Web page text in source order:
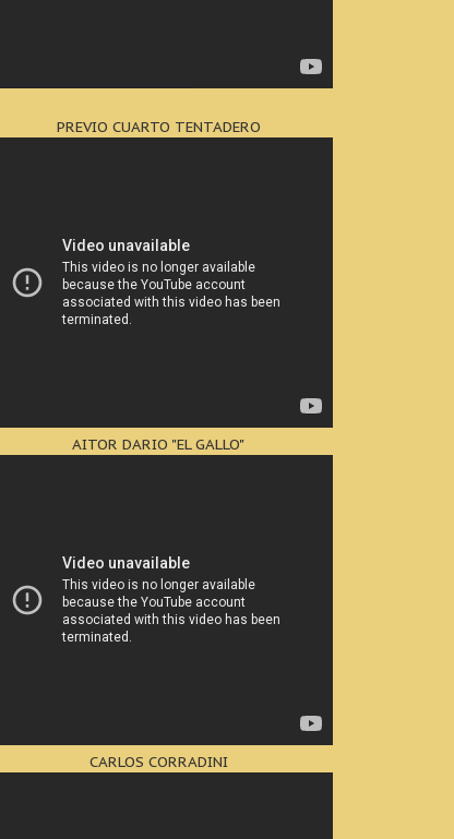
PREVIO CUARTO TENTADERO
AITOR DARIO "EL GALLO"
CARLOS CORRADINI